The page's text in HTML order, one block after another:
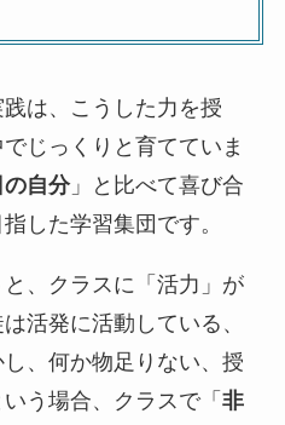
は、こうした力を授
じっくりと育てていま
の自分」と比べて喜び合
した学習集団です。
、クラスに「活力」が
活発に活動している、
、何か物足りない、授
う場合、クラスで「 非